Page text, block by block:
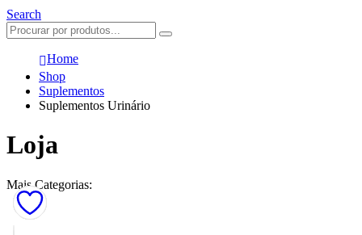
Search
Home
Shop
Suplementos
Suplementos Urinário
Loja
Mais Categorias: